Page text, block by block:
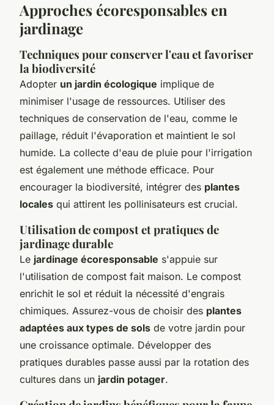
Approches écoresponsables en
jardinage
Techniques pour conserver l'eau et favoriser
la biodiversité
Adopter un jardin écologique implique de
minimiser l'usage de ressources. Utiliser des
techniques de conservation de l'eau, comme le
paillage, réduit l'évaporation et maintient le sol
humide. La collecte d'eau de pluie pour l'irrigation
est également une méthode efficace. Pour
encourager la biodiversité, intégrer des plantes
locales qui attirent les pollinisateurs est crucial.
Utilisation de compost et pratiques de
jardinage durable
Le jardinage écoresponsable s'appuie sur
l'utilisation de compost fait maison. Le compost
enrichit le sol et réduit la nécessité d'engrais
chimiques. Assurez-vous de choisir des plantes
adaptées aux types de sols de votre jardin pour
une croissance optimale. Développer des
pratiques durables passe aussi par la rotation des
cultures dans un jardin potager.